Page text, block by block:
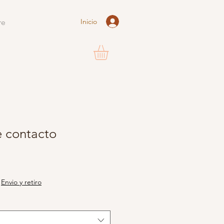
Inicio
contacto
Envio y retiro